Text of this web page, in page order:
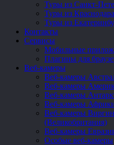
Туры из Санкт-
Туры из Краснодара
Туры из
Контакты
Сервисы
Мобильные
Плагины для
Веб-камеры
Веб-камеры
Веб-камеры
Веб-камеры
Веб-камеры
Веб-камеры
(Великобритания)
Веб-камеры
Особые веб-камеры